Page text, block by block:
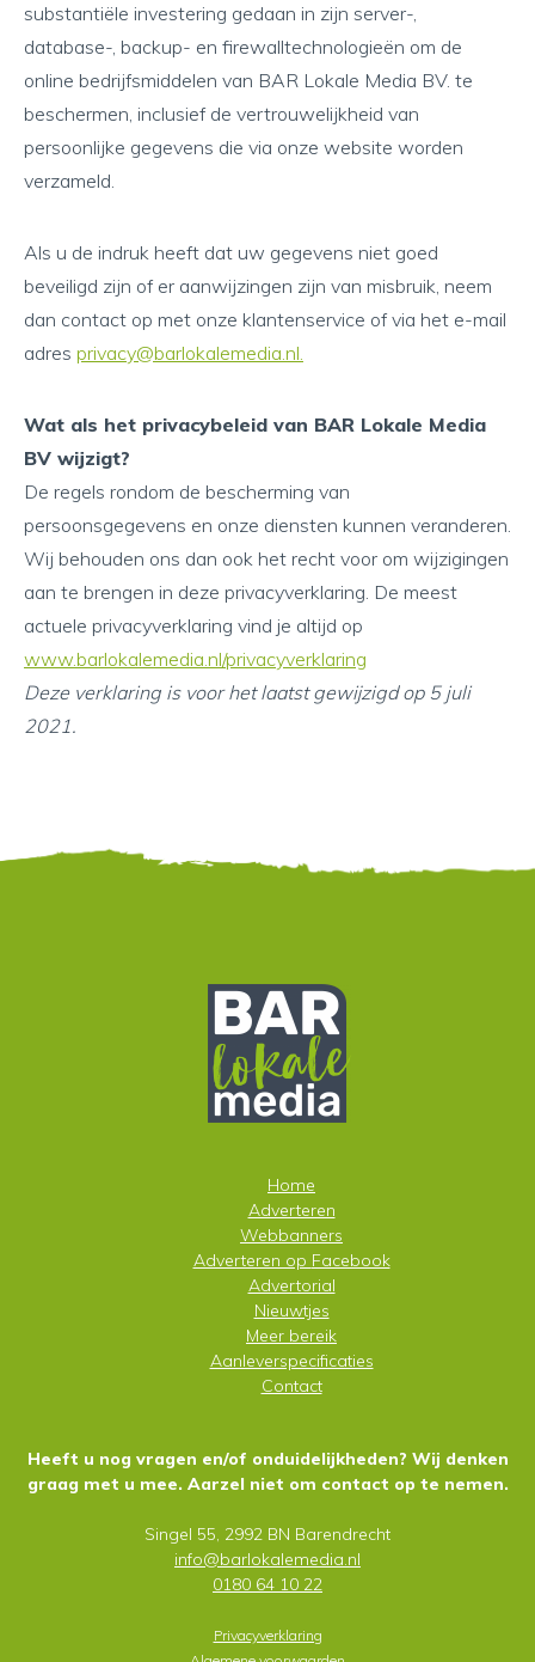
substantiële investering gedaan in zijn server-,
database-, backup- en firewalltechnologieën om de
online bedrijfsmiddelen van BAR Lokale Media BV. te
beschermen, inclusief de vertrouwelijkheid van
persoonlijke gegevens die via onze website worden
verzameld.
Als u de indruk heeft dat uw gegevens niet goed
beveiligd zijn of er aanwijzingen zijn van misbruik, neem
dan contact op met onze klantenservice of via het e-mail
adres privacy@barlokalemedia.nl.
Wat als het privacybeleid van BAR Lokale Media
BV wijzigt?
De regels rondom de bescherming van
persoonsgegevens en onze diensten kunnen veranderen.
Wij behouden ons dan ook het recht voor om wijzigingen
aan te brengen in deze privacyverklaring. De meest
actuele privacyverklaring vind je altijd op
www.barlokalemedia.nl/privacyverklaring
Deze verklaring is voor het laatst gewijzigd op 5 juli
2021.
Home
Adverteren
Webbanners
Adverteren op Facebook
Advertorial
Nieuwtjes
Meer bereik
Aanleverspecificaties
Contact
Heeft u nog vragen en/of onduidelijkheden? Wij denken
graag met u mee. Aarzel niet om contact op te nemen.
Singel 55, 2992 BN Barendrecht
info@barlokalemedia.nl
0180 64 10 22
Privacyverklaring